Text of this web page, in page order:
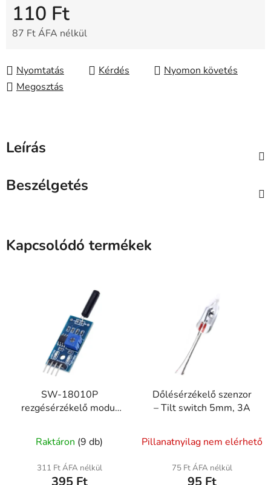
110 Ft
87 Ft ÁFA nélkül
Nyomtatás
Kérdés
Nyomon követés
Megosztás
Leírás
Beszélgetés
Kapcsolódó termékek
SW-18010P
rezgésérzékelő modul
érzékeléshez
Raktáron (9 db)
311 Ft ÁFA nélkül
395 Ft
Dőlésérzékelő szenzor
– Tilt switch 5mm, 3A
Pillanatnyilag nem elérhető
75 Ft ÁFA nélkül
95 Ft